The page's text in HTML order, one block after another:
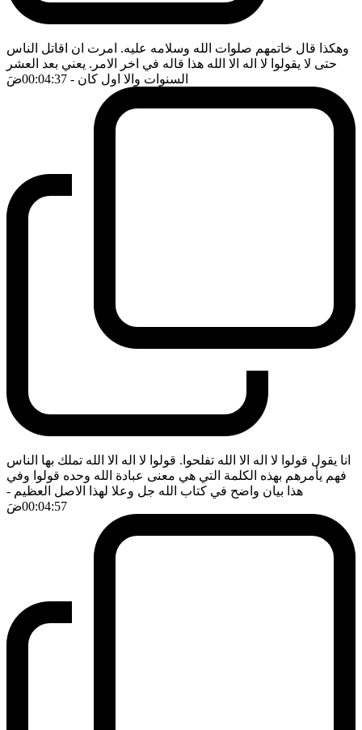
وهكذا قال خاتمهم صلوات الله وسلامه عليه. امرت ان اقاتل الناس
حتى لا يقولوا لا اله الا الله هذا قاله في اخر الامر. يعني بعد العشر
السنوات والا اول كان - 00:04:37 ضَ
انا يقول قولوا لا اله الا الله تفلحوا. قولوا لا اله الا الله تملك بها الناس
فهم يأمرهم بهذه الكلمة التي هي معنى عبادة الله وحده قولوا وفي
هذا بيان واضح في كتاب الله جل وعلا لهذا الاصل العظيم -
00:04:57ضَ